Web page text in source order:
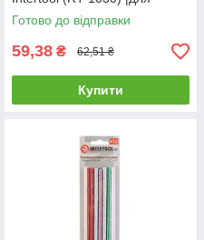
пистолета пістолета
Готово до відправки
59,38 ₴ 62,51 ₴
Купити